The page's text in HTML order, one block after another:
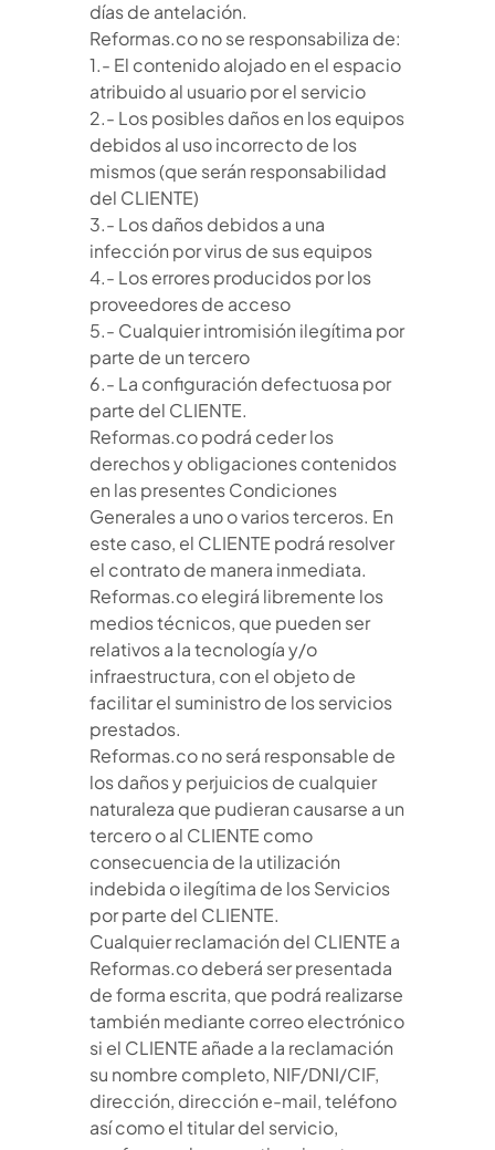
días de antelación.
Reformas.co no se responsabiliza de:
1.- El contenido alojado en el espacio
atribuido al usuario por el servicio
2.- Los posibles daños en los equipos
debidos al uso incorrecto de los
mismos (que serán responsabilidad
del CLIENTE)
3.- Los daños debidos a una
infección por virus de sus equipos
4.- Los errores producidos por los
proveedores de acceso
5.- Cualquier intromisión ilegítima por
parte de un tercero
6.- La configuración defectuosa por
parte del CLIENTE.
Reformas.co podrá ceder los
derechos y obligaciones contenidos
en las presentes Condiciones
Generales a uno o varios terceros. En
este caso, el CLIENTE podrá resolver
el contrato de manera inmediata.
Reformas.co elegirá libremente los
medios técnicos, que pueden ser
relativos a la tecnología y/o
infraestructura, con el objeto de
facilitar el suministro de los servicios
prestados.
Reformas.co no será responsable de
los daños y perjuicios de cualquier
naturaleza que pudieran causarse a un
tercero o al CLIENTE como
consecuencia de la utilización
indebida o ilegítima de los Servicios
por parte del CLIENTE.
Cualquier reclamación del CLIENTE a
Reformas.co deberá ser presentada
de forma escrita, que podrá realizarse
también mediante correo electrónico
si el CLIENTE añade a la reclamación
su nombre completo, NIF/DNI/CIF,
dirección, dirección e-mail, teléfono
así como el titular del servicio,